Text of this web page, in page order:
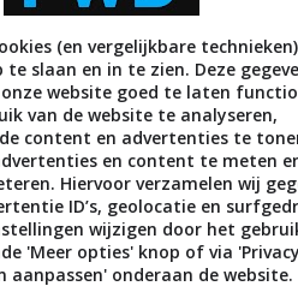
of Q9FN)
tv’s
brengt vind je in ons artikel
(en vergelijkbare
slaan en in te zien. Deze
website goed te laten
van de website te analyseren,
content en advertenties te
en content te meten
Hiervoor verzamelen wij
ID’s, geolocatie en
wijzigen door het
'Meer opties' knop of via 'Privacy
aanpassen' onderaan de website.